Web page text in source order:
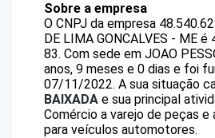
Sobre a empresa
O CNPJ da empresa
DE LIMA GONCALVES - ME é
83. Com sede em JOAO
anos, 9 meses e 0 dias e foi
07/11/2022. A sua situação
BAIXADA e sua principal
Comércio a varejo de peças e
para veículos automotores.